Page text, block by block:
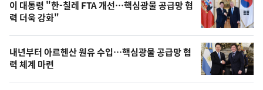
오
늘
의
사
진
이 대통령 "한-칠레 FTA 개선…핵심광물 공급망 협
력 더욱 강화"
내년부터 아르헨산 원유 수입…핵심광물 공급망 협
력 체계 마련